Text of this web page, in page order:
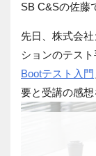
SB C&Sの佐藤
先日、株式会
ションのテス
Bootテスト入門
要と受講の感想